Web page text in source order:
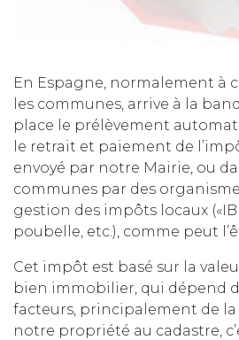
En Espagne, normalement à
les communes, arrive à la
place le prélèvement
le retrait et paiement de
envoyé par notre Mairie, ou
communes par des
gestion des impôts locaux
poubelle, etc.), comme peut
Cet impôt est basé sur la
bien immobilier, qui dépend
facteurs, principalement de
notre propriété au cadastre,